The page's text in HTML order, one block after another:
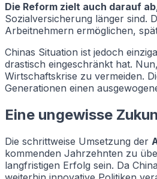
Die Reform zielt auch darauf
Sozialversicherung länger sind.
Arbeitnehmern ermöglichen,
Chinas Situation ist jedoch
drastisch eingeschränkt hat.
Wirtschaftskrise zu vermeiden.
Generationen einen
Eine ungewisse
Die schrittweise Umsetzung der
kommenden Jahrzehnten zu
langfristigen Erfolg sein. Da